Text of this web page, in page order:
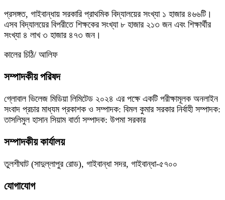
প্রসঙ্গত, গাইবান্ধায় সরকারি প্রাথমিক বিদ্যালয়ের সংখ্যা ১ হাজার ৪৬৬টি।
এসব বিদ্যালয়ের বিপরীতে শিক্ষকের সংখ্যা ৮ হাজার ২১৩ জন এবং শিক্ষার্থীর
সংখ্যা ৪ লাখ ৩ হাজার ৪৭৩ জন।
কালের চিঠি/ আলিফ
সম্পাদকীয় পরিষদ
গ্লোবাল ভিলেজ মিডিয়া লিমিটেড ২০২৪ এর পক্ষে একটি পরীক্ষামূলক অনলাইন
সংবাদ প্রচার মাধ্যম প্রকাশক ও সম্পাদক: বিমল কুমার সরকার নির্বাহী সম্পাদক:
তাসলিমুল হাসান সিয়াম বার্তা সম্পাদক: উপমা সরকার
সম্পাদকীয় কার্যালয়
তুলশীঘাট (সাদুল্লাপুর রোড), গাইবান্ধা সদর, গাইবান্ধা-৫৭০০
যোগাযোগ